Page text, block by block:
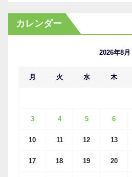
カ
イ
カレンダー
2026年8月
月 火 水 木
3 4 5 6
10 11 12 13
17 18 19 20